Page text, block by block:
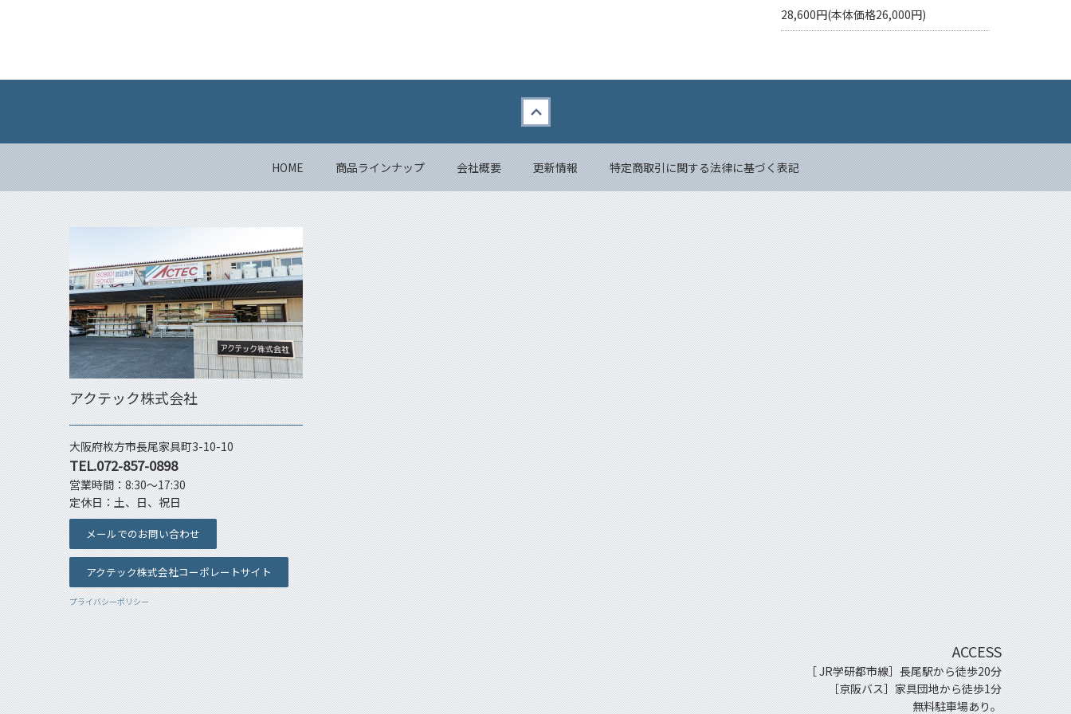
28,600円(本体価格26,000円)
HOME 商品ラインナップ 会社概要 更新情報 特定商取引に関する法律に基づく表記
アクテック株式会社
大阪府枚方市長尾家具町3-10-10
TEL.072-857-0898
営業時間：8:30～17:30
定休日：土、日、祝日
メールでのお問い合わせ
アクテック株式会社コーポレートサイト
プライバシーポリシー
ACCESS
［ JR学研都市線］長尾駅から徒歩20分
［京阪バス］家具団地から徒歩1分
無料駐車場あり。
Back to top